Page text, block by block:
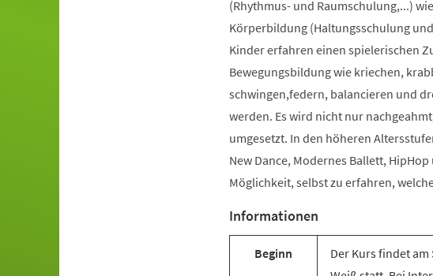
(Rhythmus- und Raumschulung,...)
Körperbildung (Haltungsschulung
Kinder erfahren einen spielerischen
Bewegungsbildung wie kriechen,
schwingen,federn, balancieren und
werden. Es wird nicht nur
umgesetzt. In den höheren
New Dance, Modernes Ballett,
Möglichkeit, selbst zu erfahren,
Informationen
Beginn
Der Kurs findet